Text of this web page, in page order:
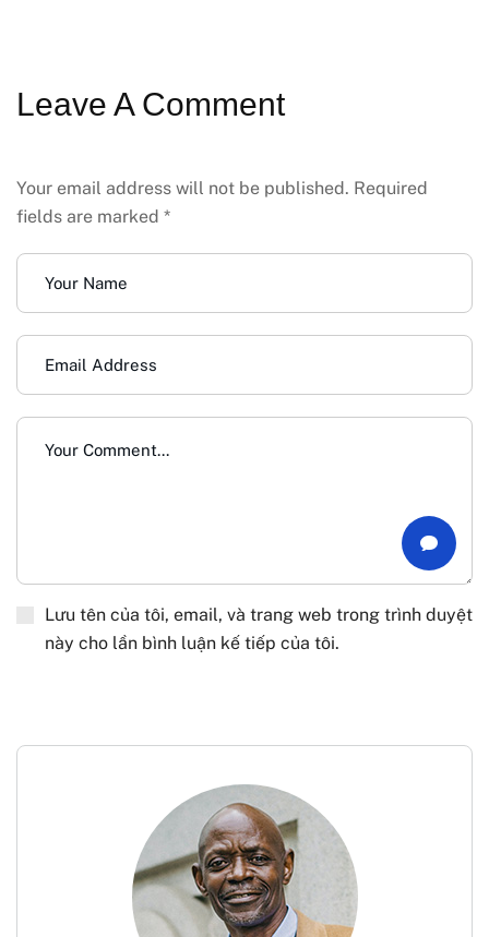
Leave A Comment
Your email address will not be published. Required
fields are marked *
Lưu tên của tôi, email, và trang web trong trình duyệt
này cho lần bình luận kế tiếp của tôi.